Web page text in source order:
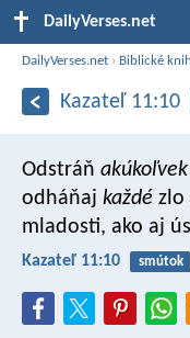
DailyVerses.net
DailyVerses.net › Biblické
Kazateľ 11:10
Odstráň akúkoľvek
odháňaj každé zlo
mladosti, ako aj
Kazateľ 11:10 smútok